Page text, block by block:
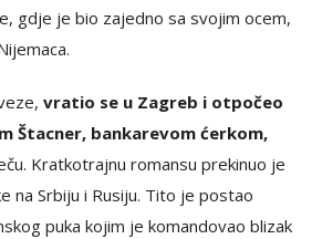
gdje je bio zajedno sa svojim ocem,
vratio se u Zagreb i otpočeo
Štacner, bankarevom ćerkom,
Kratkotrajnu romansu prekinuo je
na Srbiju i Rusiju. Tito je postao
puka kojim je komandovao blizak